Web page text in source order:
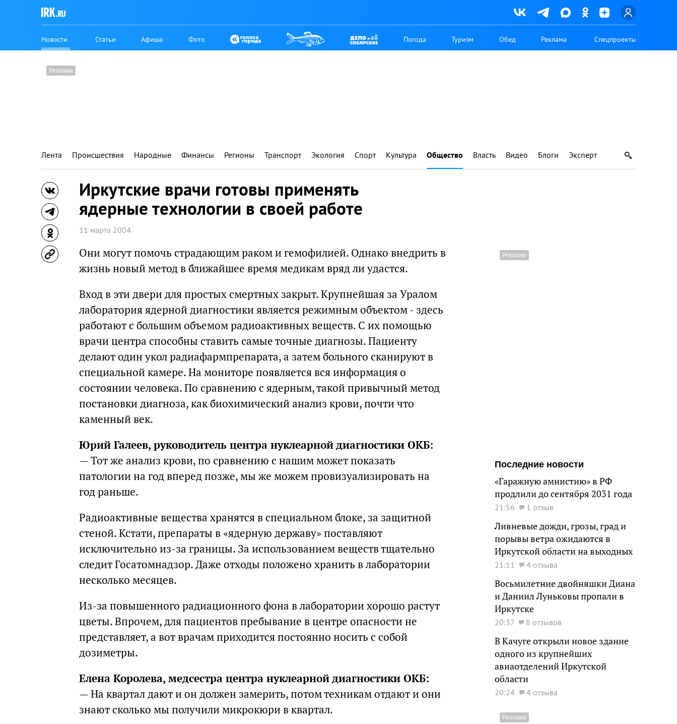
Новости Статьи Афиша Фото Погода Туризм Обед Реклама Спецпроекты
Лента Происшествия Народные Финансы Регионы Транспорт Экология Спорт Культура Общество Власть Видео Блоги Эксперт
Иркутские врачи готовы применять
ядерные технологии в своей работе
11 марта 2004
Они могут помочь страдающим раком и гемофилией. Однако внедрить в
жизнь новый метод в ближайшее время медикам вряд ли удастся.
Вход в эти двери для простых смертных закрыт. Крупнейшая за Уралом
лаборатория ядерной диагностики является режимным объектом - здесь
работают с большим объемом радиоактивных веществ. С их помощью
врачи центра способны ставить самые точные диагнозы. Пациенту
делают один укол радиафармпрепарата, а затем больного сканируют в
специальной камере. На мониторе появляется вся информация о
состоянии человека. По сравнению с ядерным, такой привычный метод
постановки диагноза, как биохимический анализ крови, почти что
каменный век.
Юрий Галеев, руководитель центра нуклеарной диагностики ОКБ:
— Тот же анализ крови, по сравнению с нашим может показать
патологии на год вперед позже, мы же можем провизуализировать на
год раньше.
Радиоактивные вещества хранятся в специальном блоке, за защитной
стеной. Кстати, препараты в «ядерную державу» поставляют
исключительно из-за границы. За использованием веществ тщательно
следит Госатомнадзор. Даже отходы положено хранить в лаборатории
несколько месяцев.
Из-за повышенного радиационного фона в лаборатории хорошо растут
цветы. Впрочем, для пациентов пребывание в центре опасности не
представляет, а вот врачам приходится постоянно носить с собой
дозиметры.
Елена Королева, медсестра центра нуклеарной диагностики ОКБ:
— На квартал дают и он должен замерить, потом техникам отдают и они
знают сколько мы получили микрокюри в квартал.
Последние новости
«Гаражную амнистию» в РФ
продлили до сентября 2031 года
21:56 1 отзыв
Ливневые дожди, грозы, град и
порывы ветра ожидаются в
Иркутской области на выходных
21:11 4 отзыва
Восьмилетние двойняшки Диана
и Даниил Луньковы пропали в
Иркутске
20:37 8 отзывов
В Качуге открыли новое здание
одного из крупнейших
авиаотделений Иркутской
области
20:24 4 отзыва